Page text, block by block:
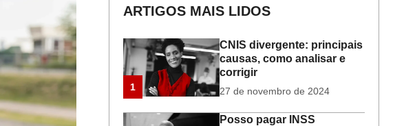
ARTIGOS MAIS LIDOS
1
CNIS divergente: principais
causas, como analisar e
corrigir
27 de novembro de 2024
Posso pagar INSS